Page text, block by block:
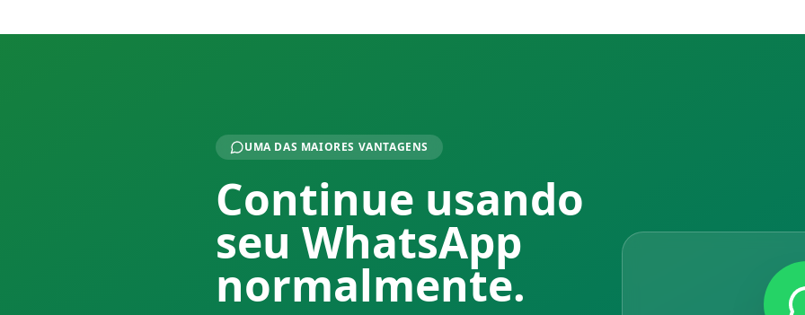
UMA DAS MAIORES VANTAGENS
Continue usando
seu WhatsApp
normalmente.